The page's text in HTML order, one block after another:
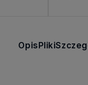
Opis Pliki